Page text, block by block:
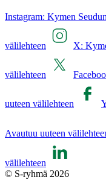
Instagram: Kymen
välilehteen X:
välilehteen
uuteen välilehteen
Avautuu uuteen
välilehteen
© S-ryhmä 2026